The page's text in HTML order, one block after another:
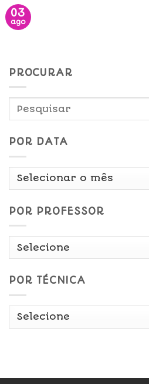
03
ago
PROCURAR
POR DATA
Por
POR PROFESSOR
POR TÉCNICA